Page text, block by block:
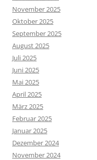
November 2025
Oktober 2025
September 2025
August 2025
Juli 2025
Juni 2025
Mai 2025
April 2025
März 2025
Februar 2025
Januar 2025
Dezember 2024
November 2024